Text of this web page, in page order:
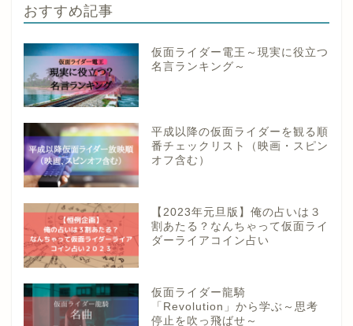
おすすめ記事
仮面ライダー電王～現実に役立つ
名言ランキング～
平成以降の仮面ライダーを観る順
番チェックリスト（映画・スピン
オフ含む）
【2023年元旦版】俺の占いは３
割あたる？なんちゃって仮面ライ
ダーライアコイン占い
仮面ライダー龍騎
「Revolution」から学ぶ～思考
停止を吹っ飛ばせ～